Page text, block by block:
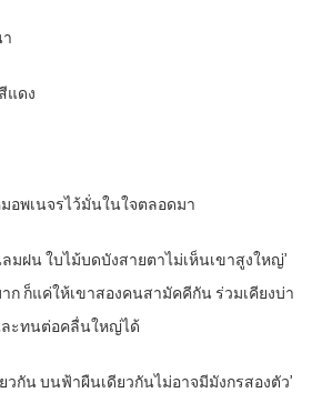
แดง
อพเนจรไว้มั่นในใจตลอดมา
ลมฝน ใบไม้บดบังสายตาไม่เห็นเขาสูงใหญ่’
ก ก็แค่ให้เขาสองคนสามัคคีกัน ร่วมเคียงบ่า
ละทนต่อคลื่นใหญ่ได้
วกัน บนฟ้าผืนเดียวกันไม่อาจมีมังกรสองตัว’